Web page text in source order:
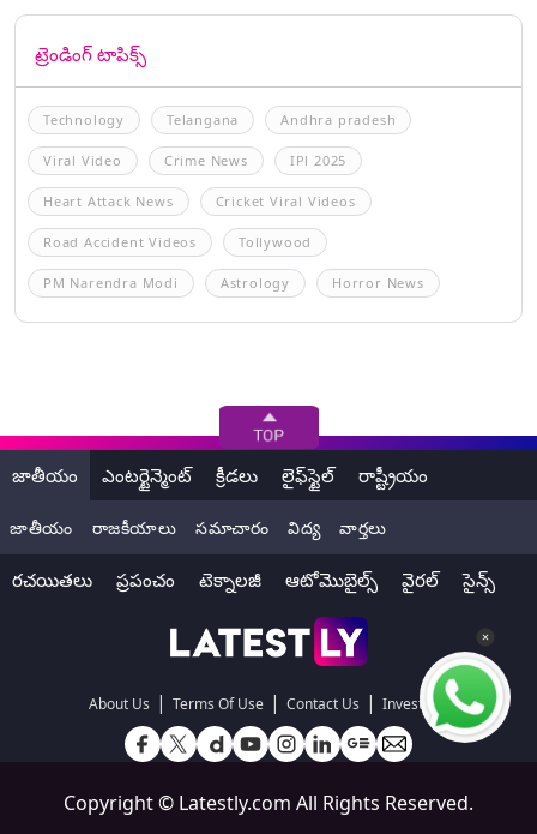
ట్రెండింగ్ టాపిక్స్
Technology Telangana Andhra pradesh
Viral Video Crime News IPl 2025
Heart Attack News Cricket Viral Videos
Road Accident Videos Tollywood
PM Narendra Modi Astrology Horror News
జాతీయం ఎంటర్టైన్మెంట్ క్రీడలు లైఫ్‌స్టైల్ రాష్ట్రీయం
జాతీయం రాజకీయాలు సమాచారం విద్య వార్తలు
రచయితలు ప్రపంచం టెక్నాలజీ ఆటోమొబైల్స్ వైరల్ సైన్స్
About Us | Terms Of Use | Contact Us | Investors
Copyright © Latestly.com All Rights Reserved.